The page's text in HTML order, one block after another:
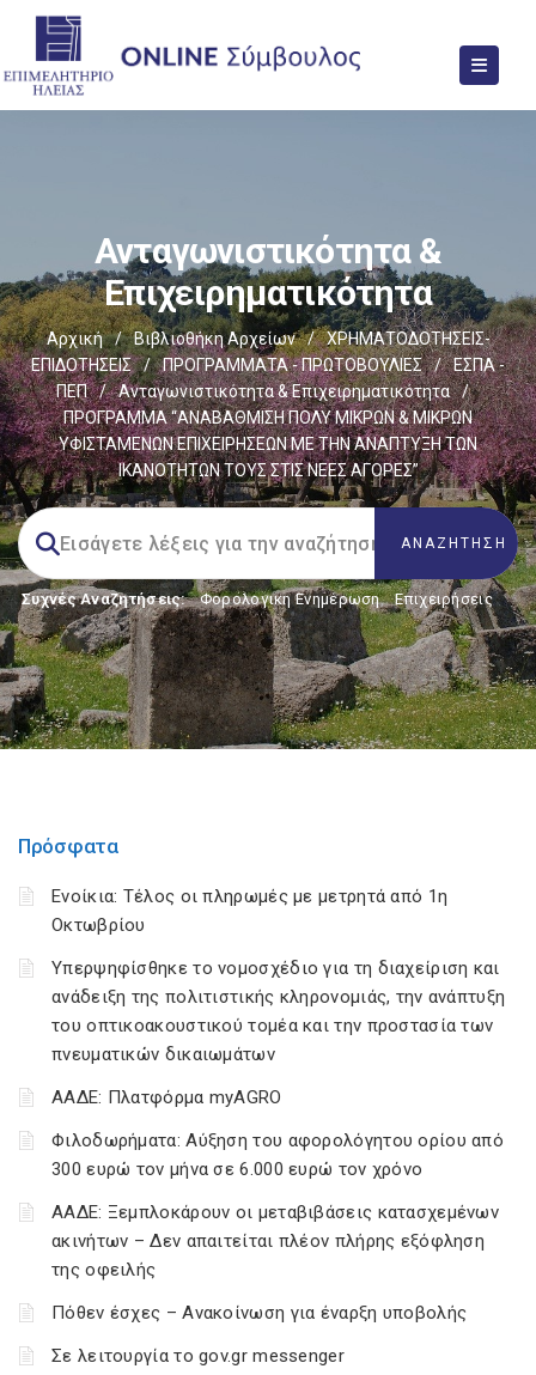
Ανταγωνιστικότητα &
Επιχειρηματικότητα
Αρχική / Βιβλιοθήκη Αρχείων /
ΧΡΗΜΑΤΟΔΟΤΗΣΕΙΣ-
ΕΠΙΔΟΤΗΣΕΙΣ
/ ΠΡΟΓΡΑΜΜΑΤΑ - ΠΡΩΤΟΒΟΥΛΙΕΣ /
ΕΣΠΑ -
ΠΕΠ
/ Ανταγωνιστικότητα & Επιχειρηματικότητα
/
ΠΡΟΓΡΑΜΜΑ “ΑΝΑΒΑΘΜΙΣΗ ΠΟΛΥ ΜΙΚΡΩΝ & ΜΙΚΡΩΝ
ΥΦΙΣΤΑΜΕΝΩΝ ΕΠΙΧΕΙΡΗΣΕΩΝ ΜΕ ΤΗΝ ΑΝΑΠΤΥΞΗ ΤΩΝ
ΙΚΑΝΟΤΗΤΩΝ ΤΟΥΣ ΣΤΙΣ ΝΕΕΣ ΑΓΟΡΕΣ”
Συχνές Αναζητήσεις: Φορολογικη Ενημέρωση, Επιχειρήσεις
Πρόσφατα
Ενοίκια: Τέλος οι πληρωμές με μετρητά από 1η
Οκτωβρίου
Υπερψηφίσθηκε το νομοσχέδιο για τη διαχείριση και
ανάδειξη της πολιτιστικής κληρονομιάς, την ανάπτυξη
του οπτικοακουστικού τομέα και την προστασία των
πνευματικών δικαιωμάτων
ΑΑΔΕ: Πλατφόρμα myAGRO
Φιλοδωρήματα: Αύξηση του αφορολόγητου ορίου από
300 ευρώ τον μήνα σε 6.000 ευρώ τον χρόνο
ΑΑΔΕ: Ξεμπλοκάρουν οι μεταβιβάσεις κατασχεμένων
ακινήτων – Δεν απαιτείται πλέον πλήρης εξόφληση
της οφειλής
Πόθεν έσχες – Ανακοίνωση για έναρξη υποβολής
Σε λειτουργία το gov.gr messenger